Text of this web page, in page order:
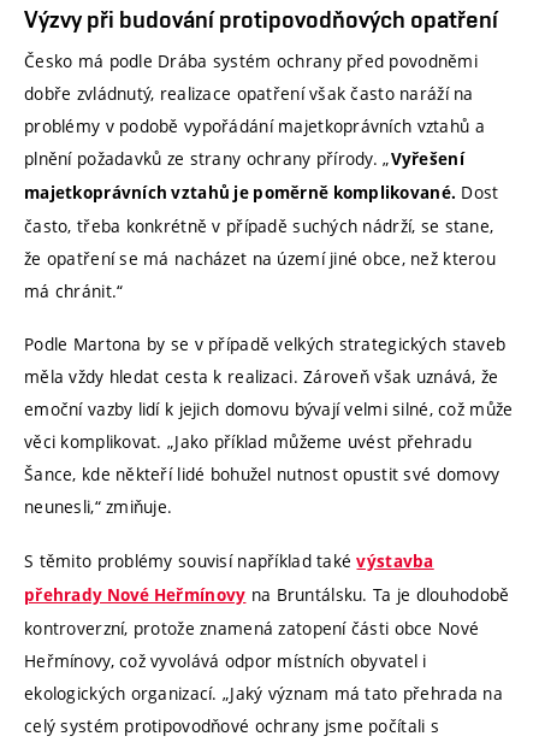
Výzvy při budování protipovodňových opatření
Česko má podle Drába systém ochrany před povodněmi
dobře zvládnutý, realizace opatření však často naráží na
problémy v podobě vypořádání majetkoprávních vztahů a
plnění požadavků ze strany ochrany přírody. „Vyřešení
majetkoprávních vztahů je poměrně komplikované. Dost
často, třeba konkrétně v případě suchých nádrží, se stane,
že opatření se má nacházet na území jiné obce, než kterou
má chránit.“
Podle Martona by se v případě velkých strategických staveb
měla vždy hledat cesta k realizaci. Zároveň však uznává, že
emoční vazby lidí k jejich domovu bývají velmi silné, což může
věci komplikovat. „Jako příklad můžeme uvést přehradu
Šance, kde někteří lidé bohužel nutnost opustit své domovy
neunesli,“ zmiňuje.
S těmito problémy souvisí například takévýstavba
přehrady Nové Heřmínovy na Bruntálsku. Ta je dlouhodobě
kontroverzní, protože znamená zatopení části obce Nové
Heřmínovy, což vyvolává odpor místních obyvatel i
ekologických organizací. „Jaký význam má tato přehrada na
celý systém protipovodňové ochrany jsme počítali s